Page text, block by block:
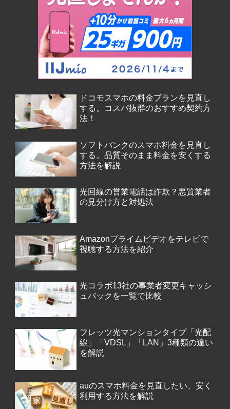
ドコモスマホの料金プランを見直し
する。コスパ抜群のおすすめ契約方
法！
ソフトバンクのスマホ料金を見直し
する。品質そのまま料金を安くする
方法を解説
光回線の営業電話は詐欺？悪質業者
の見分け方と対処法
Amazonプライムビデオをテレビで
視聴する方法を紹介
光コラボ13社の事業者変更キャッシ
ュバックを一覧で比較
フレッツ光マンションタイプ「光配
線」「VDSL」「LAN」3種類の違い
を解説
auのスマホ料金を見直したい、安く
利用する方法を解説